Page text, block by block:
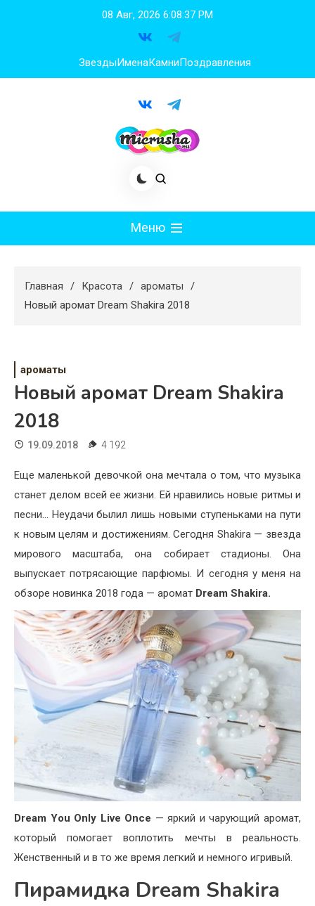
08 Авг, 2026 6:08:38 PM
ЗвездыИменаКамниПоздравления
Меню
Худеем
Свадьба
Жизнь
Хобби
Красота
Недвижимость
Главная Красота
ароматы
Новый аромат Dream Shakira 2018
ароматы
Новый аромат Dream Shakira
2018
19.09.2018 4 192
Еще маленькой девочкой она мечтала о том, что музыка
станет делом всей ее жизни. Ей нравились новые ритмы и
песни… Неудачи былил лишь новыми ступеньками на пути
к новым целям и достижениям. Сегодня Shakira — звезда
мирового масштаба, она собирает стадионы. Она
выпускает потрясающие парфюмы. И сегодня у меня на
обзоре новинка 2018 года — аромат Dream Shakira.
Dream You Only Live Once — яркий и чарующий аромат,
который помогает воплотить мечты в реальность.
Женственный и в то же время легкий и немного игривый.
Пирамидка Dream Shakira